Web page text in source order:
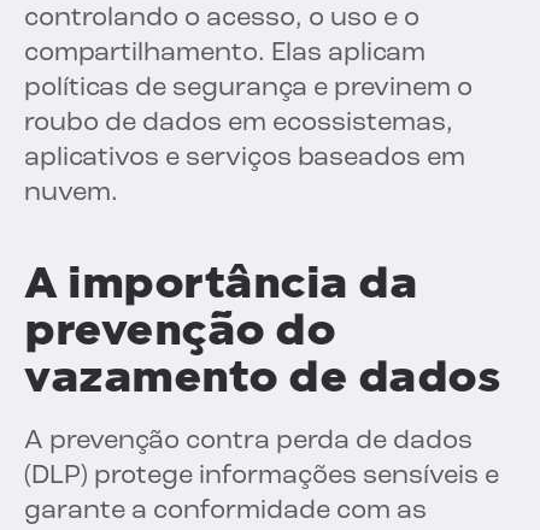
controlando o acesso, o uso e o
compartilhamento. Elas aplicam
políticas de segurança e previnem o
roubo de dados em ecossistemas,
aplicativos e serviços baseados em
nuvem.
A importância da
prevenção do
vazamento de dados
A prevenção contra perda de dados
(DLP) protege informações sensíveis e
garante a conformidade com as